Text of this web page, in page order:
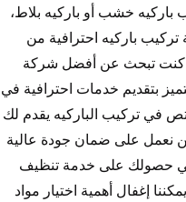
خشب أو باركيه بلاط،
باركيه احترافية من
أفضل شركة تركيب باركيه في رأس الخيمة 0547971907 إذا كنت تبحث عن أفضل شركة
بتقديم خدمات احترافية في
في تركيب الباركيه يقدم لك
نعمل على ضمان جودة عالية
حصولك على خدمة تنظيف
إغفال أهمية اختيار مواد